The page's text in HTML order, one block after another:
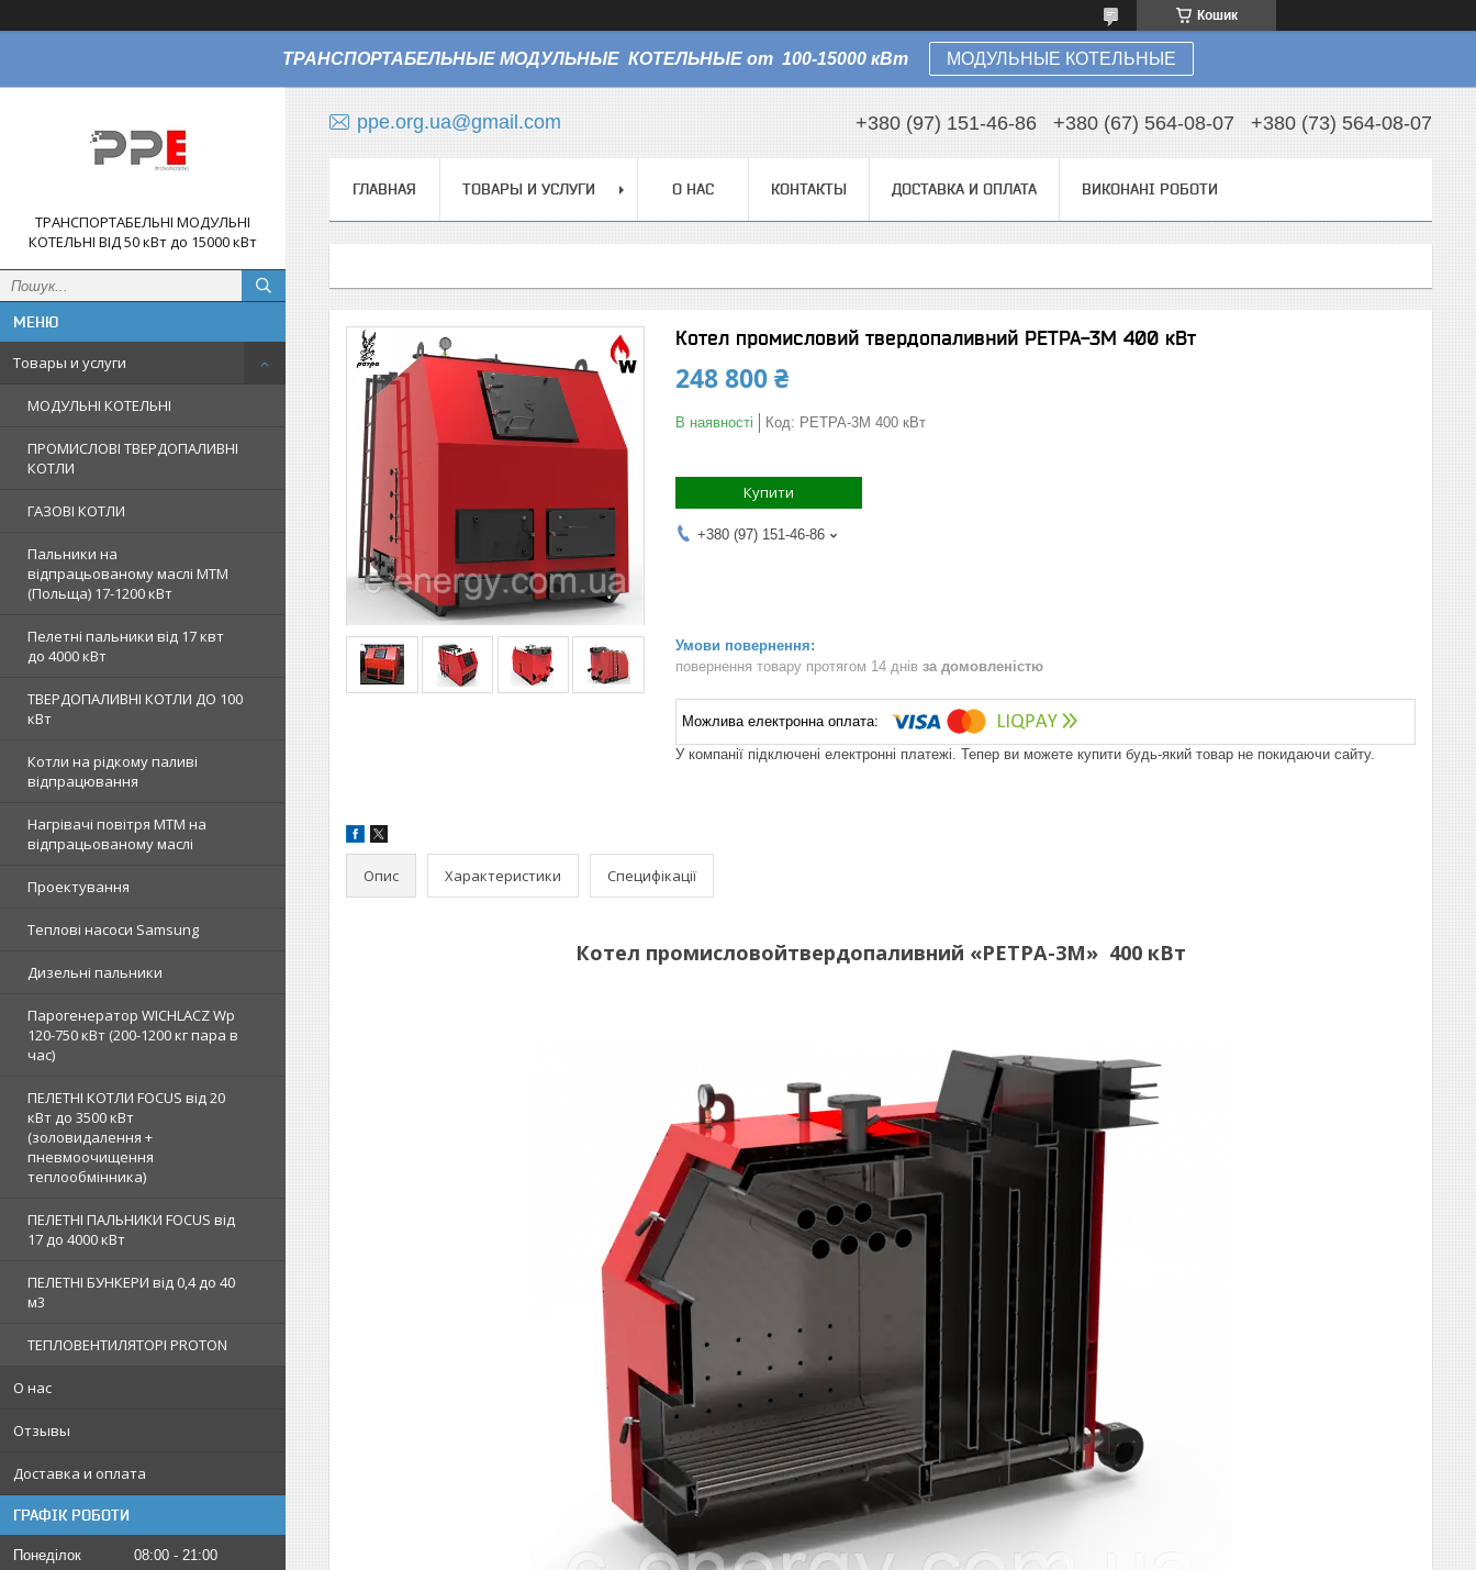
Кошик
ТРАНСПОРТАБЕЛЬНЫЕ МОДУЛЬНЫЕ КОТЕЛЬНЫЕ от 100-15000 кВт МОДУЛЬНЫЕ КОТЕЛЬНЫЕ
ТРАНСПОРТАБЕЛЬНІ МОДУЛЬНІ
КОТЕЛЬНІ ВІД 50 кВт до 15000 кВт
Товары и услуги
МОДУЛЬНІ КОТЕЛЬНІ
ПРОМИСЛОВІ ТВЕРДОПАЛИВНІ
КОТЛИ
ГАЗОВІ КОТЛИ
Пальники на
відпрацьованому маслі MTM
(Польща) 17-1200 кВт
Пелетні пальники від 17 квт
до 4000 кВт
ТВЕРДОПАЛИВНІ КОТЛИ ДО 100
кВт
Котли на рідкому паливі
відпрацювання
Нагрівачі повітря MTM на
відпрацьованому маслі
Проектування
Теплові насоси Samsung
Дизельні пальники
Парогенератор WICHLACZ Wp
120-750 кВт (200-1200 кг пара в
чаc)
ПЕЛЕТНІ КОТЛИ FOCUS від 20
кВт до 3500 кВт
(золовидалення +
пневмоочищення
теплообмінника)
ПЕЛЕТНІ ПАЛЬНИКИ FOCUS від
17 до 4000 кВт
ПЕЛЕТНІ БУНКЕРИ від 0,4 до 40
м3
ТЕПЛОВЕНТИЛЯТОРІ PROTON
О нас
Отзывы
Доставка и оплата
ГРАФІК РОБОТИ
Понеділок 08:00
21:00
ppe.org.ua@gmail.com +380 (97) 151-46-86 +380 (67) 564-08-07 +380 (73) 564-08-07
ГЛАВНАЯ ТОВАРЫ И УСЛУГИ О НАС КОНТАКТЫ ДОСТАВКА И ОПЛАТА ВИКОНАНІ РОБОТИ
Котел промисловий твердопаливний РЕТРА-3М 400 кВт
248 800 ₴
В наявності Код: РЕТРА-3М 400​​​​​​​ кВт
Купити
+380 (97) 151-46-86
повернення товару протягом 14 днів за домовленістю
У компанії підключені електронні платежі. Тепер ви можете купити будь-який товар не покидаючи сайту.
Опис Характеристики Специфікації
Котел промисловойтвердопаливний «РЕТРА-3М» 400 кВт